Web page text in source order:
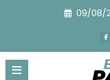
09/08/